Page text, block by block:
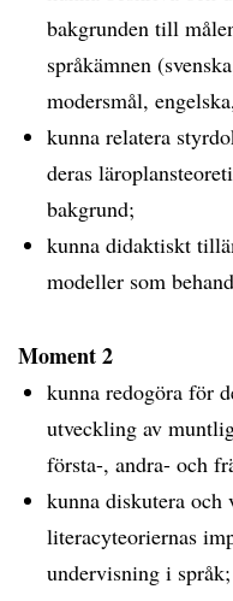
bakgrunden till
språkämnen
modersmål,
kunna relatera
deras
bakgrund;
kunna didaktiskt
modeller som
Moment 2
kunna redogöra för
utveckling av
första-, andra- och
kunna diskutera och
literacyteoriernas
undervisning i språk;